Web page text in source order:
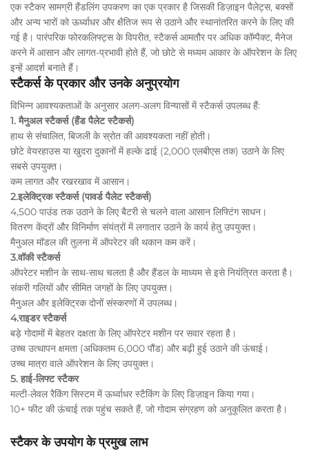
एक स्टैकर सामग्री हैंडलिंग उपकरण का एक प्रकार है जिसकी डिज़ाइन पैलेट्स, बक्सों
और अन्य भारों को ऊर्ध्वाधर और क्षैतिज रूप से उठाने और स्थानांतरित करने के लिए की
गई है। पारंपरिक फोरकलिफ्ट्स के विपरीत, स्टैकर्स आमतौर पर अधिक कॉम्पैक्ट, मैनेज
करने में आसान और लागत-प्रभावी होते हैं, जो छोटे से मध्यम आकार के ऑपरेशन के लिए
इन्हें आदर्श बनाते हैं।
स्टैकर्स के प्रकार और उनके अनुप्रयोग
विभिन्न आवश्यकताओं के अनुसार अलग-अलग विन्यासों में स्टैकर्स उपलब्ध हैं:
1. मैनुअल स्टैकर्स (हैंड पैलेट स्टैकर्स)
हाथ से संचालित, बिजली के स्रोत की आवश्यकता नहीं होती।
छोटे वेयरहाउस या खुदरा दुकानों में हल्के ढाई (2,000 एलबीएस तक) उठाने के लिए
सबसे उपयुक्त।
कम लागत और रखरखाव में आसान।
2.इलेक्ट्रिक स्टैकर्स (पावर्ड पैलेट स्टैकर्स)
4,500 पाउंड तक उठाने के लिए बैटरी से चलने वाला आसान लिफ्टिंग साधन।
वितरण केंद्रों और विनिर्माण संयंत्रों में लगातार उठाने के कार्य हेतु उपयुक्त।
मैनुअल मॉडल की तुलना में ऑपरेटर की थकान कम करें।
3.वॉकी स्टैकर्स
ऑपरेटर मशीन के साथ-साथ चलता है और हैंडल के माध्यम से इसे नियंत्रित करता है।
संकरी गलियों और सीमित जगहों के लिए उपयुक्त।
मैनुअल और इलेक्ट्रिक दोनों संस्करणों में उपलब्ध।
4.राइडर स्टैकर्स
बड़े गोदामों में बेहतर दक्षता के लिए ऑपरेटर मशीन पर सवार रहता है।
उच्च उत्थापन क्षमता (अधिकतम 6,000 पौंड) और बढ़ी हुई उठाने की ऊंचाई।
उच्च मात्रा वाले ऑपरेशन के लिए उपयुक्त।
5. हाई-लिफ्ट स्टैकर
मल्टी-लेवल रैकिंग सिस्टम में ऊर्ध्वाधर स्टैकिंग के लिए डिज़ाइन किया गया।
10+ फीट की ऊंचाई तक पहुंच सकते हैं, जो गोदाम संग्रहण को अनुकूलित करता है।
स्टैकर के उपयोग के प्रमुख लाभ